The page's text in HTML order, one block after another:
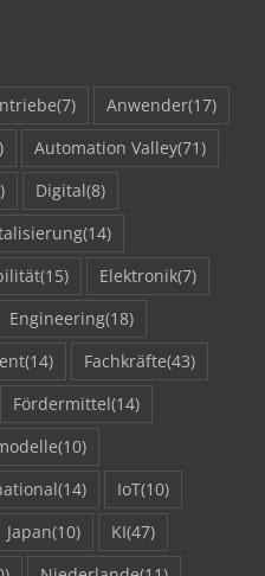
(7) Anwender(17)
Automation Valley(71)
Digital(8)
(14)
(15) Elektronik(7)
Engineering(18)
(14) Fachkräfte(43)
Fördermittel(14)
(10)
(14) IoT(10)
Japan(10) KI(47)